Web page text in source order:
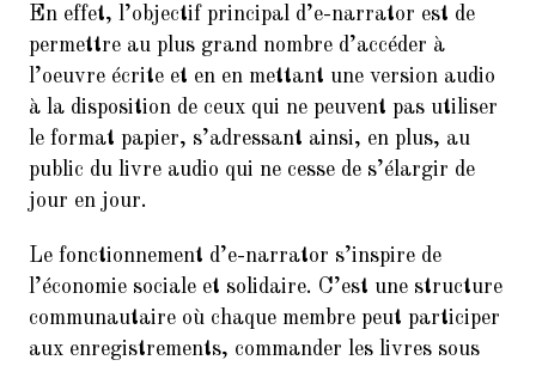
janvier 2018 à 19h45 à la Maison
de l’Italie
Balades Parisiennes de l’AI –
Paris et ses Passages couverts
(Samedi 17 mars à 10h30)
10.
Faire du Sport à la Cité à petit
11. 10ème dictée des mots d’or
(vendredi 23 mars 2018, de 18h
à 21h30)
En effet, l’objectif principal d’e-narrator est de
permettre au plus grand nombre d’accéder à
l’oeuvre écrite et en en mettant une version audio
à la disposition de ceux qui ne peuvent pas utiliser
le format papier, s’adressant ainsi, en plus, au
public du livre audio qui ne cesse de s’élargir de
jour en jour.
Le fonctionnement d’e-narrator s’inspire de
l’économie sociale et solidaire. C’est une structure
communautaire où chaque membre peut participer
aux enregistrements, commander les livres sous